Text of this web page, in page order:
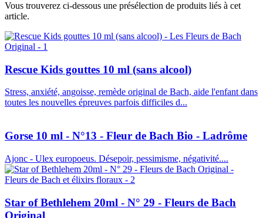
Vous trouverez ci-dessous une présélection de produits liés à cet
article.
Rescue Kids gouttes 10 ml (sans alcool)
Stress, anxiété, angoisse, remède original de Bach, aide l'enfant dans
toutes les nouvelles épreuves parfois difficiles d...
Gorse 10 ml - N°13 - Fleur de Bach Bio - Ladrôme
Ajonc - Ulex europoeus. Désepoir, pessimisme, négativité....
Star of Bethlehem 20ml - N° 29 - Fleurs de Bach
Original